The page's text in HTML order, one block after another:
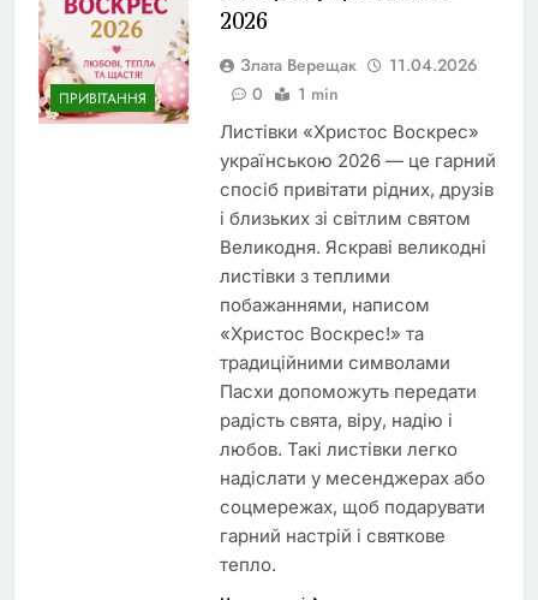
ПРИВІТАННЯ
2026
Злата Верещак
11.04.2026
0
1 min
Листівки «Христос Воскрес»
українською 2026 — це гарний
спосіб привітати рідних, друзів
і близьких зі світлим святом
Великодня. Яскраві великодні
листівки з теплими
побажаннями, написом
«Христос Воскрес!» та
традиційними символами
Пасхи допоможуть передати
радість свята, віру, надію і
любов. Такі листівки легко
надіслати у месенджерах або
соцмережах, щоб подарувати
гарний настрій і святкове
тепло.